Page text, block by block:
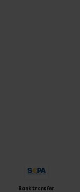
Bank transfer